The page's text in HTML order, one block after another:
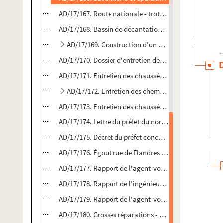
AD/17/167. Route nationale - trottoirs et entretien -
AD/17/168. Bassin de décantation des eaux du
AD/17/169. Construction d'un égout destiné à
AD/17/170. Dossier d'entretien des voies, trottoirs et
AD/17/171. Entretien des chaussées et construction de
AD/17/172. Entretien des chemins ruraux
AD/17/173. Entretien des chaussées et promenades
AD/17/174. Lettre du préfet du nord au sous-préfet
AD/17/175. Décret du préfet concernant les égouts
AD/17/176. Égout rue de Flandres et des Cordiers -
AD/17/177. Rapport de l'agent-voyer au sujet de la
AD/17/178. Rapport de l'ingénieur des ponts et
AD/17/179. Rapport de l'agent-voyer communal sur
AD/17/180. Grosses réparations - viabilité des